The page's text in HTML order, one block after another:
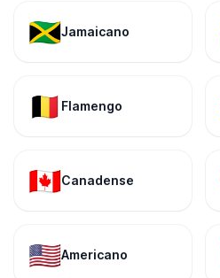
🇯🇲Jamaicano
🇧🇪 Flamengo
🇨🇦Canadense
🇺🇸Americano